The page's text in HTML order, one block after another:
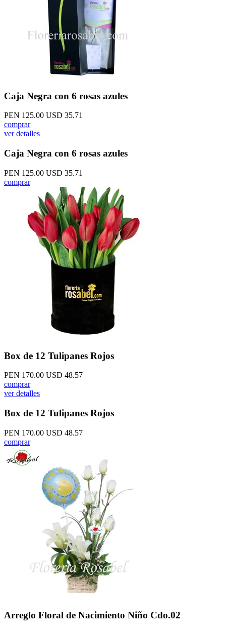
Caja Negra con 6 rosas azules
PEN 125.00 USD 35.71
comprar
ver detalles
Caja Negra con 6 rosas azules
PEN 125.00 USD 35.71
comprar
Box de 12 Tulipanes Rojos
PEN 170.00 USD 48.57
comprar
ver detalles
Box de 12 Tulipanes Rojos
PEN 170.00 USD 48.57
comprar
Arreglo Floral de Nacimiento Niño Cdo.02